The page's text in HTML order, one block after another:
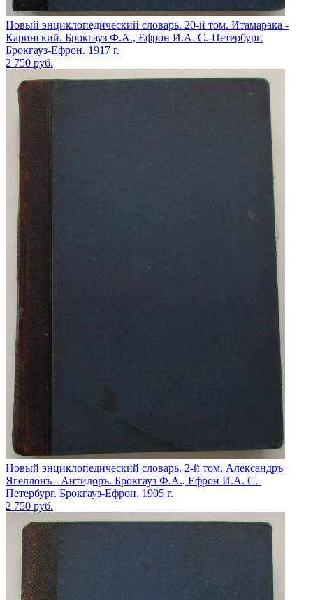
Новый энциклопедический словарь. 20-й том. Итамарака -
Каринский. Брокгауз Ф.А., Ефрон И.А. С.-Петербург.
Брокгауз-Ефрон. 1917 г.
2 750 руб.
Новый энциклопедический словарь. 2-й том. Александръ
Ягеллонъ - Антидоръ. Брокгауз Ф.А., Ефрон И.А. С.-
Петербург. Брокгауз-Ефрон. 1905 г.
2 750 руб.